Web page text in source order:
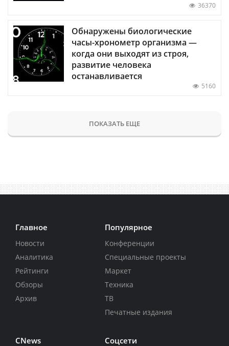
36370
Обнаружены биологические
часы-хронометр организма —
когда они выходят из строя,
развитие человека
останавливается
5160
ПОКАЗАТЬ ЕЩЕ
Главное
Новости
Аналитика
Рейтинги
Обзоры
Архив
Популярное
Конференции
Специальные проекты
Маркет
Техника
ТВ
Печатные издания
CNews Соцсети